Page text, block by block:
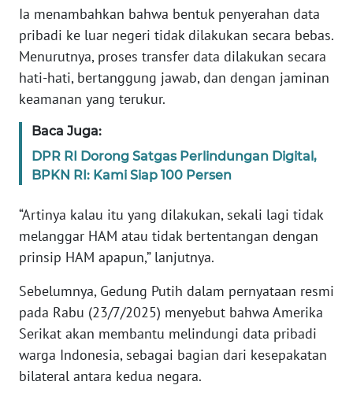
Ia menambahkan bahwa bentuk penyerahan data
pribadi ke luar negeri tidak dilakukan secara bebas.
Menurutnya, proses transfer data dilakukan secara
hati-hati, bertanggung jawab, dan dengan jaminan
keamanan yang terukur.
Baca Juga:
DPR RI Dorong Satgas Perlindungan Digital,
BPKN RI: Kami Siap 100 Persen
“Artinya kalau itu yang dilakukan, sekali lagi tidak
melanggar HAM atau tidak bertentangan dengan
prinsip HAM apapun,” lanjutnya.
Sebelumnya, Gedung Putih dalam pernyataan resmi
pada Rabu (23/7/2025) menyebut bahwa Amerika
Serikat akan membantu melindungi data pribadi
warga Indonesia, sebagai bagian dari kesepakatan
bilateral antara kedua negara.
JAKARTA
WN
JABAR
BANTEN
WN
WN
KEPRI
WN
PAPUA
WN
PAPUA
BARAT